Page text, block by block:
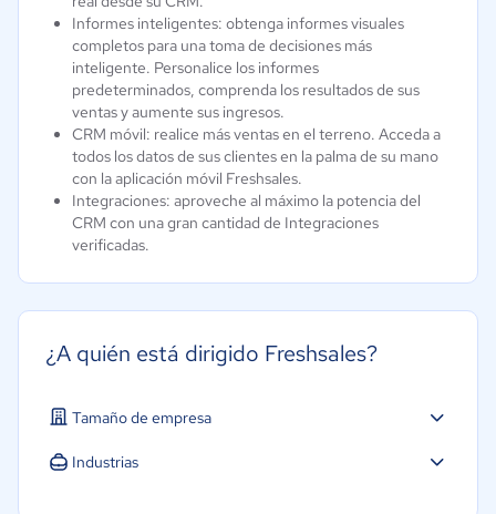
Informes inteligentes: obtenga informes visuales
completos para una toma de decisiones más
inteligente. Personalice los informes
predeterminados, comprenda los resultados de sus
ventas y aumente sus ingresos.
CRM móvil: realice más ventas en el terreno. Acceda a
todos los datos de sus clientes en la palma de su mano
con la aplicación móvil Freshsales.
Integraciones: aproveche al máximo la potencia del
CRM con una gran cantidad de Integraciones
verificadas.
¿A quién está dirigido Freshsales?
Tamaño de empresa
Industrias